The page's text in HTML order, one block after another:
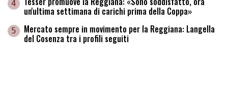
4
un'ultima settimana di carichi prima della Coppa»
5 Mercato sempre in movimento per la Reggiana: Langella
del Cosenza tra i profili seguiti